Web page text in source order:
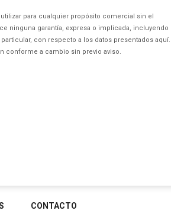
para cualquier propósito comercial sin el
ninguna garantía, expresa o implicada, incluyendo
con respecto a los datos presentados aquí.
conforme a cambio sin previo aviso.
CONTACTO